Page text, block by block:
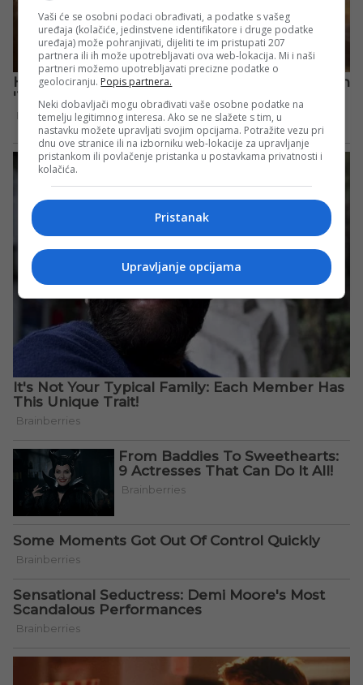
Vaši će se osobni podaci obrađivati, a podatke s vašeg
uređaja (kolačiće, jedinstvene identifikatore i druge podatke
uređaja) može pohranjivati, dijeliti te im pristupati 207
partnera ili ih može upotrebljavati ova web-lokacija. Mi i naši
partneri možemo upotrebljavati precizne podatke o
geolociranju. Popis partnera.
Neki dobavljači mogu obrađivati vaše osobne podatke na
temelju legitimnog interesa. Ako se ne slažete s tim, u
nastavku možete upravljati svojim opcijama. Potražite vezu pri
dnu ove stranice ili na izborniku web-lokacije za upravljanje
pristankom ili povlačenje pristanka u postavkama privatnosti i
kolačića.
Pristanak
Upravljanje opcijama